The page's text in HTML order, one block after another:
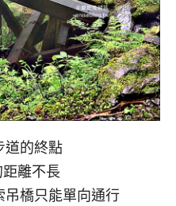
道的終點
離不長
吊橋只能單向通行